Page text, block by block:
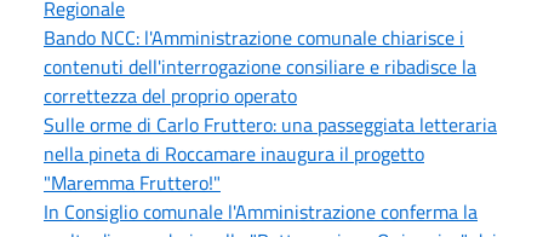
Regionale
Bando NCC: l'Amministrazione comunale chiarisce i
contenuti dell'interrogazione consiliare e ribadisce la
correttezza del proprio operato
Sulle orme di Carlo Fruttero: una passeggiata letteraria
nella pineta di Roccamare inaugura il progetto
"Maremma Fruttero!"
In Consiglio comunale l'Amministrazione conferma la